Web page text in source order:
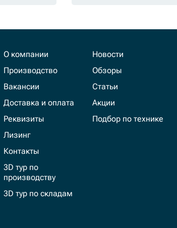
О компании
Производство
Вакансии
Доставка и оплата
Реквизиты
Лизинг
Контакты
3D тур по
производству
3D тур по складам
Новости
Обзоры
Статьи
Акции
Подбор по технике